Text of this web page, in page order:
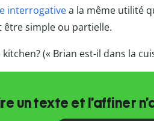
interrogativea la même utilité
être simple ou partielle.
(« Brian est-il dans la
un texte et l’affiner